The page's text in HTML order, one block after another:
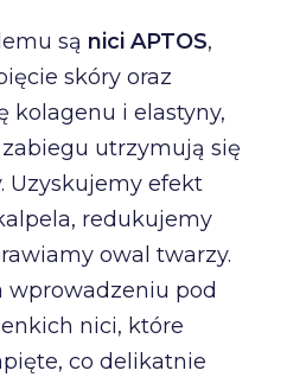
są nici APTOS,
skóry oraz
kolagenu i elastyny,
utrzymują się
Uzyskujemy efekt
redukujemy
owal twarzy.
wprowadzeniu pod
nici, które
co delikatnie